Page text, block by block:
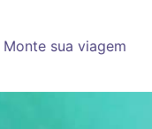
Monte sua viagem